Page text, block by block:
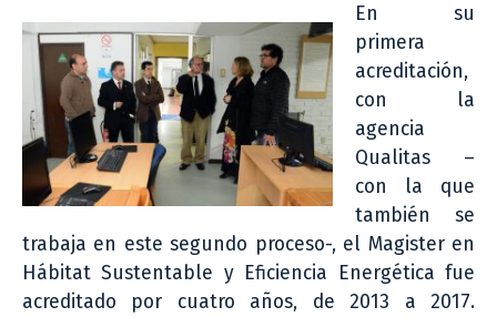
En su
primera
acreditación,
con la
agencia
Qualitas –
con la que
también se
trabaja en este segundo proceso-, el Magister en
Hábitat Sustentable y Eficiencia Energética fue
acreditado por cuatro años, de 2013 a 2017.